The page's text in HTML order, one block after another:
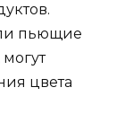
пьющие
цвета